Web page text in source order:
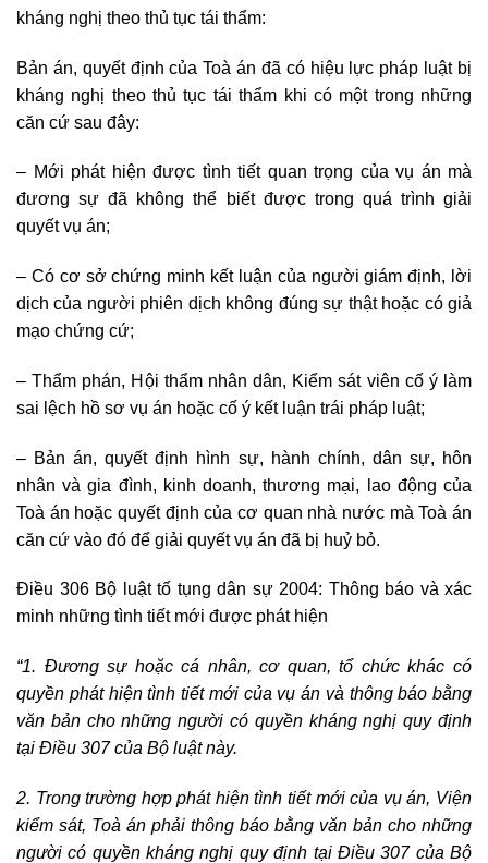
kháng nghị theo thủ tục tái thẩm:
Bản án, quyết định của Toà án đã có hiệu lực pháp luật bị
kháng nghị theo thủ tục tái thẩm khi có một trong những
căn cứ sau đây:
– Mới phát hiện được tình tiết quan trọng của vụ án mà
đương sự đã không thể biết được trong quá trình giải
quyết vụ án;
– Có cơ sở chứng minh kết luận của người giám định, lời
dịch của người phiên dịch không đúng sự thật hoặc có giả
mạo chứng cứ;
– Thẩm phán, Hội thẩm nhân dân, Kiểm sát viên cố ý làm
sai lệch hồ sơ vụ án hoặc cố ý kết luận trái pháp luật;
– Bản án, quyết định hình sự, hành chính, dân sự, hôn
nhân và gia đình, kinh doanh, thương mại, lao động của
Toà án hoặc quyết định của cơ quan nhà nước mà Toà án
căn cứ vào đó để giải quyết vụ án đã bị huỷ bỏ.
Điều 306 Bộ luật tố tụng dân sự 2004: Thông báo và xác
minh những tình tiết mới được phát hiện
“1. Đương sự hoặc cá nhân, cơ quan, tổ chức khác có
quyền phát hiện tình tiết mới của vụ án và thông báo bằng
văn bản cho những người có quyền kháng nghị quy định
tại Điều 307 của Bộ luật này.
2. Trong trường hợp phát hiện tình tiết mới của vụ án, Viện
kiểm sát, Toà án phải thông báo bằng văn bản cho những
người có quyền kháng nghị quy định tại Điều 307 của Bộ